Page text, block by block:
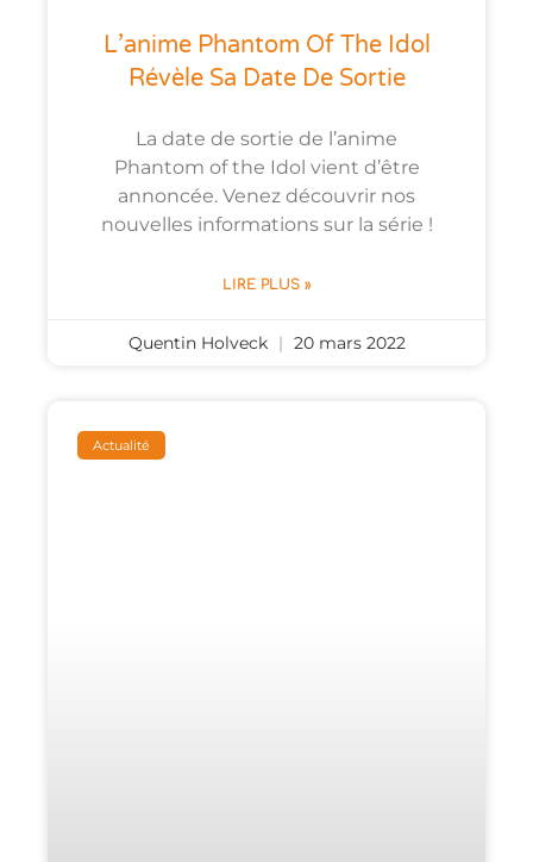
L’anime Phantom Of The Idol
Révèle Sa Date De Sortie
La date de sortie de l’anime
Phantom of the Idol vient d’être
annoncée. Venez découvrir nos
nouvelles informations sur la série !
LIRE PLUS »
Quentin Holveck 20 mars 2022
Actualité